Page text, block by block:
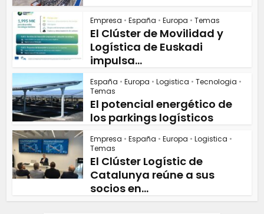
Empresa • España • Europa • Temas
El Clúster de Movilidad y
Logística de Euskadi
impulsa...
España • Europa • Logistica • Tecnologia •
Temas
El potencial energético de
los parkings logísticos
Empresa • España • Europa • Logistica •
Temas
El Clúster Logístic de
Catalunya reúne a sus
socios en...